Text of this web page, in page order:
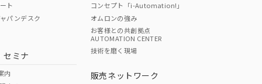
ページへ
ください
ト
パンデスク
セミナ
内
コンセプト「i-Automation!」
オムロンの強み
お客様との共創拠点
AUTOMATION CENTER
技術を磨く現場
販売ネットワーク